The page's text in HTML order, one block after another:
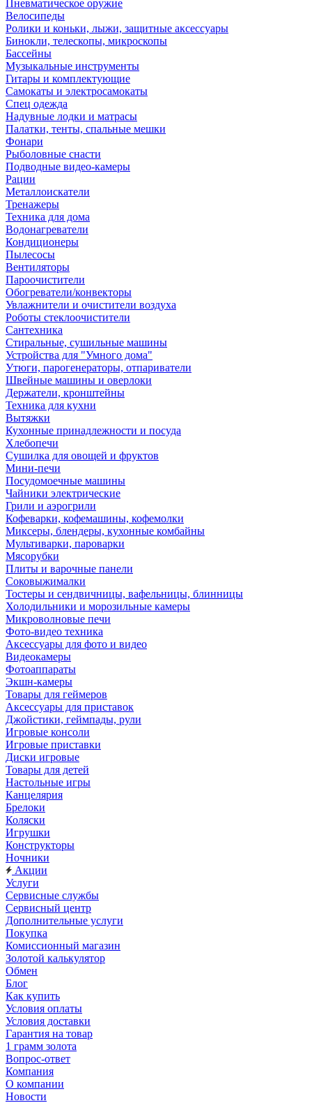
Пневматическое оружие
Велосипеды
Ролики и коньки, лыжи, защитные аксессуары
Бинокли, телескопы, микроскопы
Бассейны
Музыкальные инструменты
Гитары и комплектующие
Самокаты и электросамокаты
Спец одежда
Надувные лодки и матрасы
Палатки, тенты, спальные мешки
Фонари
Рыболовные снасти
Подводные видео-камеры
Рации
Металлоискатели
Тренажеры
Техника для дома
Водонагреватели
Кондиционеры
Пылесосы
Вентиляторы
Пароочистители
Обогреватели/конвекторы
Увлажнители и очистители воздуха
Роботы стеклоочистители
Сантехника
Стиральные, сушильные машины
Устройства для "Умного дома"
Утюги, парогенераторы, отпариватели
Швейные машины и оверлоки
Держатели, кронштейны
Техника для кухни
Вытяжки
Кухонные принадлежности и посуда
Хлебопечи
Сушилка для овощей и фруктов
Мини-печи
Посудомоечные машины
Чайники электрические
Грили и аэрогрили
Кофеварки, кофемашины, кофемолки
Миксеры, блендеры, кухонные комбайны
Мультиварки, пароварки
Мясорубки
Плиты и варочные панели
Соковыжималки
Тостеры и сендвичницы, вафельницы, блинницы
Холодильники и морозильные камеры
Микроволновые печи
Фото-видео техника
Аксессуары для фото и видео
Видеокамеры
Фотоаппараты
Экшн-камеры
Товары для геймеров
Аксессуары для приставок
Джойстики, геймпады, рули
Игровые консоли
Игровые приставки
Диски игровые
Товары для детей
Настольные игры
Канцелярия
Брелоки
Коляски
Игрушки
Конструкторы
Ночники
Акции
Услуги
Сервисные службы
Сервисный центр
Дополнительные услуги
Покупка
Комиссионный магазин
Золотой калькулятор
Обмен
Блог
Как купить
Условия оплаты
Условия доставки
Гарантия на товар
1 грамм золота
Вопрос-ответ
Компания
О компании
Новости